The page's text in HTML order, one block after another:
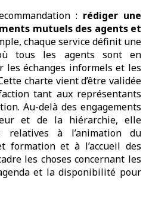
: rédiger une
mutuels des agents et
chaque service définit une
tous les agents sont en
échanges informels et les
charte vient d’être validée
tant aux représentants
Au-delà des engagements
et de la hiérarchie, elle
relatives à l’animation du
formation et à l’accueil des
les choses concernant les
et la disponibilité pour